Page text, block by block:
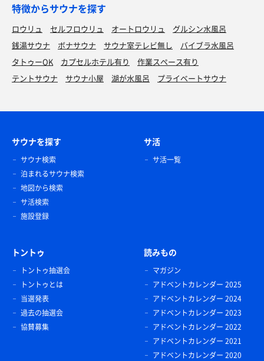
特徴からサウナを探す
ロウリュ セルフロウリュ オートロウリュ
グルシン水風呂
銭湯サウナ
ボナサウナ サウナ室テレビ無し
バイブラ水風呂
タトゥーOK
カプセルホテル有り
作業スペース有り
テントサウナ
サウナ小屋 湖が水風呂 プライベートサウナ
サウナを探す
サウナ検索
泊まれるサウナ検索
地図から検索
サ活検索
施設登録
サ活
サ活一覧
トントゥ
トントゥ抽選会
トントゥとは
当選発表
過去の抽選会
協賛募集
読みもの
マガジン
アドベントカレンダー 2025
アドベントカレンダー 2024
アドベントカレンダー 2023
アドベントカレンダー 2022
アドベントカレンダー 2021
アドベントカレンダー 2020